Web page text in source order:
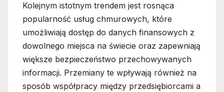
Kolejnym istotnym trendem jest rosnąca
popularność usług chmurowych, które
umożliwiają dostęp do danych finansowych z
dowolnego miejsca na świecie oraz zapewniają
większe bezpieczeństwo przechowywanych
informacji. Przemiany te wpływają również na
sposób współpracy między przedsiębiorcami a